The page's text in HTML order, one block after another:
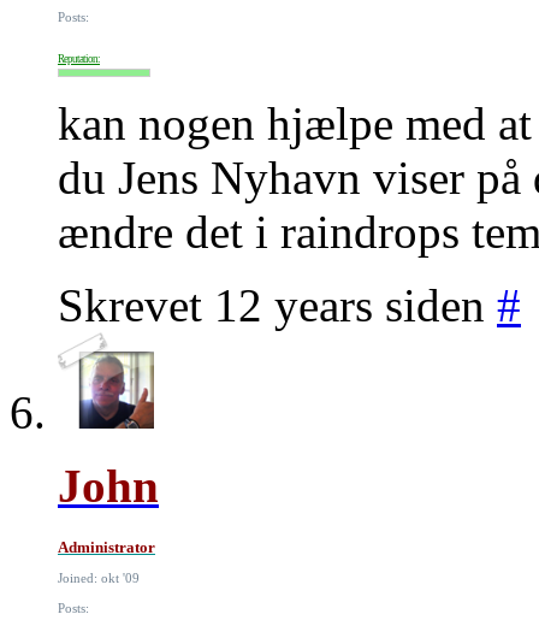
Posts:
Reputation:
kan nogen hjælpe med
du Jens Nyhavn viser
ændre det i raindrops
Skrevet 12 years siden #
John
Administrator
Joined: okt '09
Posts: